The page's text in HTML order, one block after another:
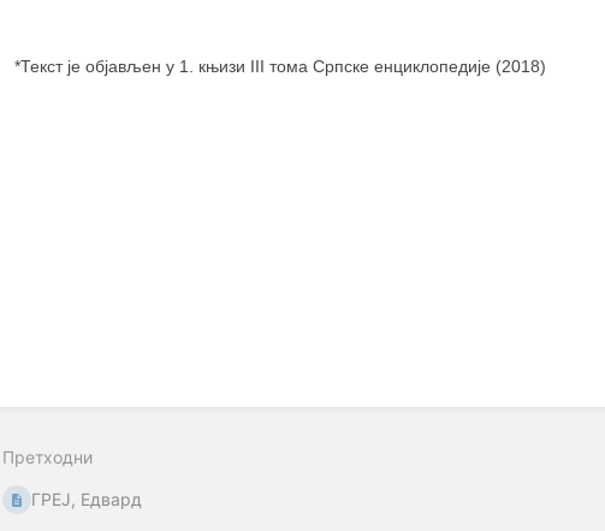
*Текст је објављен у 1. књизи III тома Српске енциклопедије (2018)
Претходни
ГРЕЈ, Едвард